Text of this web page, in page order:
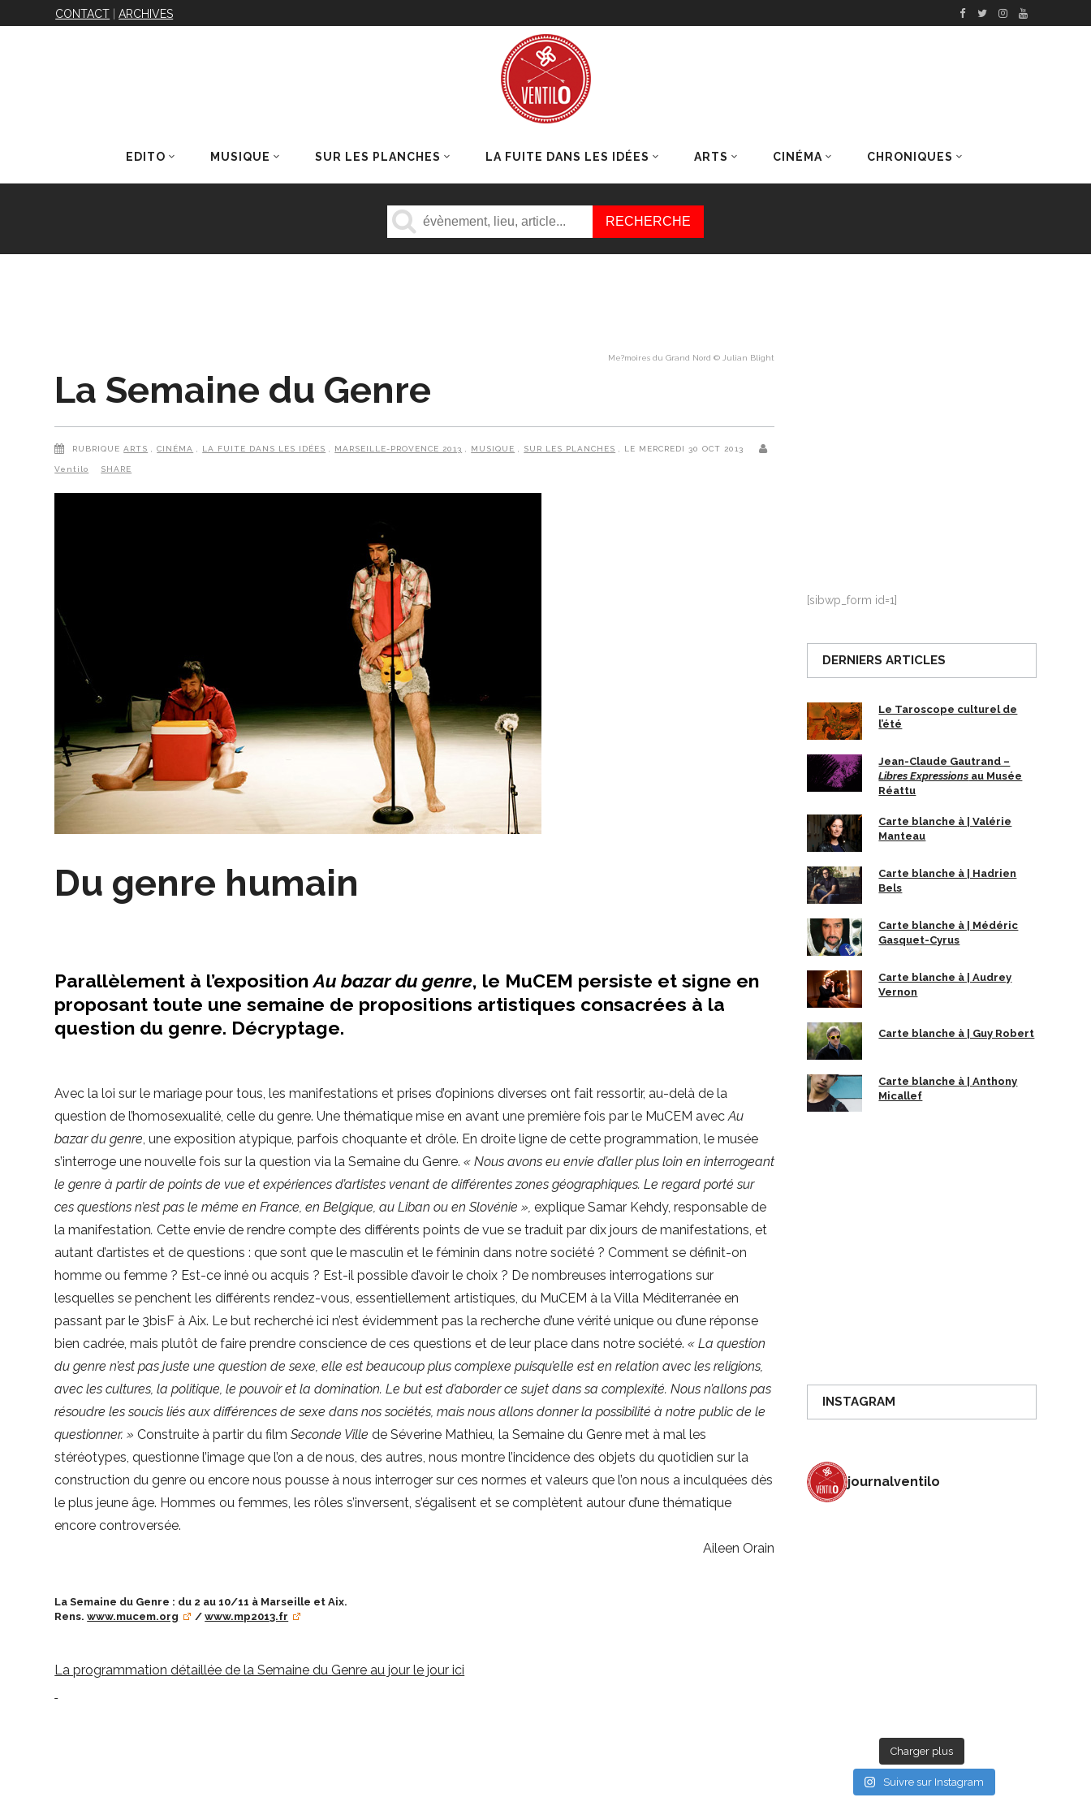
CONTACT |ARCHIVES
EDITO MUSIQUE SUR LES PLANCHES LA FUITE DANS LES IDÉES ARTS CINÉMA CHRONIQUES
DERNIERS ARTICLES
Me?moires du Grand Nord © Julian Blight
La Semaine du Genre
RUBRIQUE ARTS ,CINÉMA LA FUITE DANS LES IDÉES MARSEILLE-PROVENCE 2013 MUSIQUE SUR LES PLANCHES , LE MERCREDI 30 OCT 2013
Ventilo SHARE
Du genre humain
Parallèlement à l’expositionAu bazar du genre, le MuCEM persiste et signe en
proposant toute une semaine de propositions artistiques consacrées à la
question du genre. Décryptage.
Avec la loi sur le mariage pour tous, les manifestations et prises d’opinions diverses ont fait ressortir, au-delà de la
question de l’homosexualité, celle du genre. Une thématique mise en avant une première fois par le MuCEM avecAu
bazar du genre, une exposition atypique, parfois choquante et drôle. En droite ligne de cette programmation, le musée
s’interroge une nouvelle fois sur la question via la Semaine du Genre.« Nous avons eu envie d’aller plus loin en interrogeant
le genre à partir de points de vue et expériences d’artistes venant de différentes zones géographiques. Le regard porté sur
ces questions n’est pas le même en France, en Belgique, au Liban ou en Slovénie », explique Samar Kehdy, responsable de
la manifestation.Cette envie de rendre compte des différents points de vue se traduit par dix jours de manifestations, et
autant d’artistes et de questions : que sont que le masculin et le féminin dans notre société ? Comment se définit-on
homme ou femme ? Est-ce inné ou acquis ? Est-il possible d’avoir le choix ? De nombreuses interrogations sur
lesquelles se penchent les différents rendez-vous, essentiellement artistiques, du MuCEM à la Villa Méditerranée en
passant par le 3bisF à Aix. Le but recherché ici n’est évidemment pas la recherche d’une vérité unique ou d’une réponse
bien cadrée, mais plutôt de faire prendre conscience de ces questions et de leur place dans notre société.« La question
du genre n’est pas juste une question de sexe, elle est beaucoup plus complexe puisqu’elle est en relation avec les religions,
avec les cultures, la politique, le pouvoir et la domination. Le but est d’aborder ce sujet dans sa complexité. Nous n’allons pas
résoudre les soucis liés aux différences de sexe dans nos sociétés, mais nous allons donner la possibilité à notre public de le
questionner. » Construite à partir du filmSeconde Ville de Séverine Mathieu, la Semaine du Genre met à mal les
stéréotypes, questionne l’image que l’on a de nous, des autres, nous montre l’incidence des objets du quotidien sur la
construction du genre ou encore nous pousse à nous interroger sur ces normes et valeurs que l’on nous a inculquées dès
le plus jeune âge. Hommes ou femmes, les rôles s’inversent, s’égalisent et se complètent autour d’une thématique
encore controversée.
Aileen Orain
La Semaine du Genre : du 2 au 10/11 à Marseille et Aix.
Rens.www.mucem.org /www.mp2013.fr
La programmation détaillée de la Semaine du Genre au jour le jour ici
[sibwp_form id=1]
DERNIERS ARTICLES
Le Taroscope culturel de
l’été
Jean-Claude Gautrand –
Libres Expressions au Musée
Réattu
Carte blanche à | Valérie
Manteau
Carte blanche à | Hadrien
Bels
Carte blanche à | Médéric
Gasquet-Cyrus
Carte blanche à | Audrey
Vernon
Carte blanche à | Guy Robert
Carte blanche à | Anthony
Micallef
INSTAGRAM
journalventilo
Charger plus
Suivre sur Instagram